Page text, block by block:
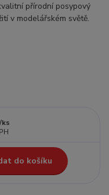
přírodní posypový
v modelářském světě.
/ks
do košíku